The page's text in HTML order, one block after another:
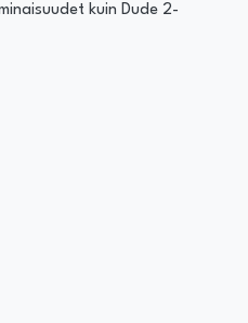
kuin Dude 2-